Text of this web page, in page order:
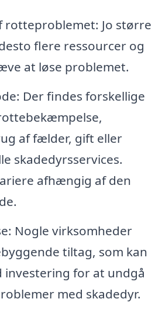
rotteproblemet: Jo større
flere ressourcer og
at løse problemet.
Der findes forskellige
af fælder, gift eller
skadedyrsservices.
afhængig af den
Nogle virksomheder
tiltag, som kan
for at undgå
med skadedyr.